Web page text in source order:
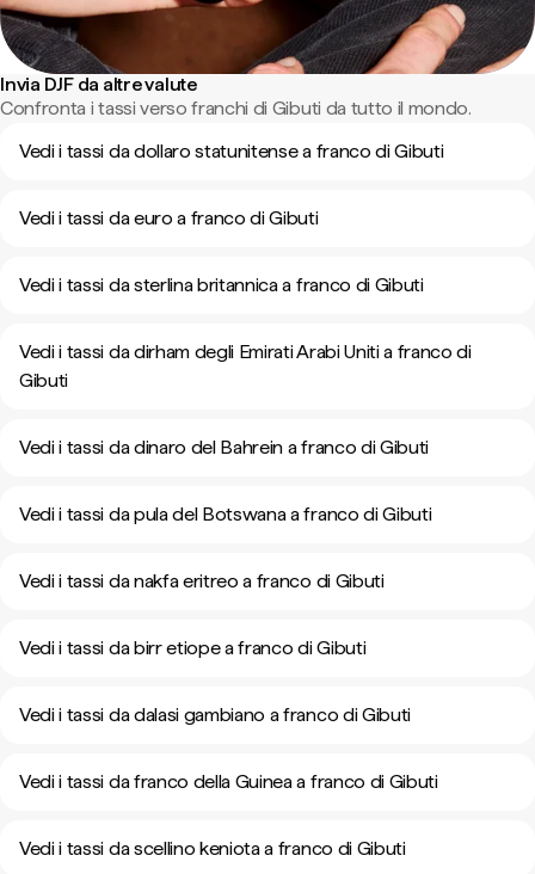
Invia DJF da altre valute
Confronta i tassi verso franchi di Gibuti da tutto il mondo.
Vedi i tassi da dollaro statunitense a franco di Gibuti
Vedi i tassi da euro a franco di Gibuti
Vedi i tassi da sterlina britannica a franco di Gibuti
Vedi i tassi da dirham degli Emirati Arabi Uniti a franco di
Gibuti
Vedi i tassi da dinaro del Bahrein a franco di Gibuti
Vedi i tassi da pula del Botswana a franco di Gibuti
Vedi i tassi da nakfa eritreo a franco di Gibuti
Vedi i tassi da birr etiope a franco di Gibuti
Vedi i tassi da dalasi gambiano a franco di Gibuti
Vedi i tassi da franco della Guinea a franco di Gibuti
Vedi i tassi da scellino keniota a franco di Gibuti